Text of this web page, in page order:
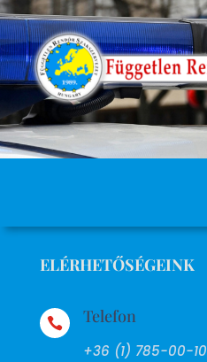
ELÉRHETŐSÉGEINK
 Telefon
+36 (1) 785-00-10